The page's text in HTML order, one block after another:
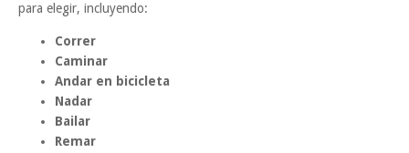
para elegir, incluyendo:
Correr
Caminar
Andar en bicicleta
Nadar
Bailar
Remar